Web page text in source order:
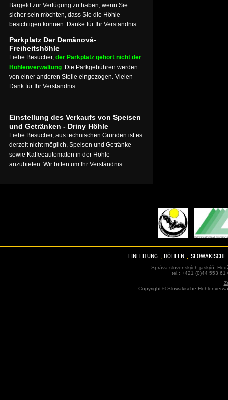
Bargeld zur Verfügung zu haben, wenn Sie
sicher sein möchten, dass Sie die Höhle
besichtigen können. Danke für Ihr Verständnis.
Parkplatz Der Demänová-
Freiheitshöhle
Liebe Besucher, der Parkplatz gehört nicht der
Höhlenverwaltung. Die Parkgebühren werden
von einer anderen Stelle eingezogen. Vielen
Dank für Ihr Verständnis.
Einstellung des Verkaufs von Speisen
und Getränken - Driny Höhle
Liebe Besucher, aus technischen Gründen ist es
derzeit nicht möglich, Speisen und Getränke
sowie Kaffeeautomaten in der Höhle
anzubieten. Wir bitten um Ihr Verständnis.
EINLEITUNG HÖHLEN
Správa slovenských jaskýň,
tel.: +421 (0)44 553
Copyright ©Slowakische